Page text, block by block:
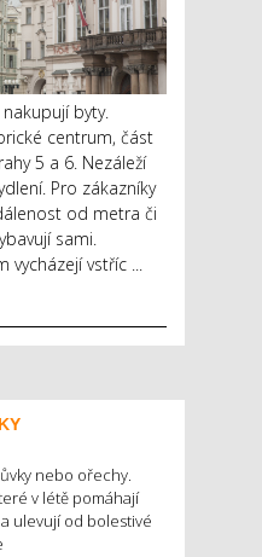
byty.
centrum, část
5 a 6. Nezáleží
Pro zákazníky
od metra či
sami.
vycházejí vstříc ...
nebo ořechy.
v létě pomáhají
ulevují od bolestivé